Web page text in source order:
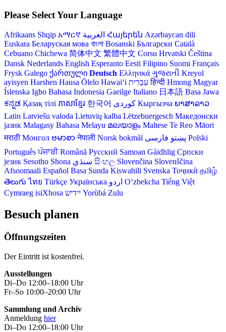
Please Select Your Language
Afrikaans Shqip አማርኛ العربية Հայերեն Azərbaycan dili
Euskara Беларуская мова বাংলা Bosanski Български Català
Cebuano Chichewa 简体中文 繁體中文 Corsu Hrvatski Čeština‎
Dansk Nederlands English Esperanto Eesti Filipino Suomi Français
Frysk Galego ქართული Deutsch Ελληνικά ગુજરાતી Kreyol
ayisyen Harshen Hausa Ōlelo Hawaiʻi עִבְרִית हिन्दी Hmong Magyar
Íslenska Igbo Bahasa Indonesia Gaeilge Italiano 日本語 Basa Jawa
ಕನ್ನಡ Қазақ тілі ភាសាខ្មែរ 한국어 Кыргызча ພາສາລາວ
Latin Latviešu valoda Lietuvių kalba Lëtzebuergesch Македонски
јазик Malagasy Bahasa Melayu മലയാളം Maltese Te Reo Māori
मराठी Монгол ဗမာစာ नेपाली Norsk bokmål پښتو فارسی
Polski
Português ਪੰਜਾਬੀ Română Русский Samoan Gàidhlig Српски
језик Sesotho Shona سنڌي සිංහල Slovenčina Slovenščina
Afsoomaali Español Basa Sunda Kiswahili Svenska Тоҷикӣ தமிழ்
తెలుగు ไทย Türkçe Українська اردو O‘zbekcha Tiếng Việt
Cymraeg isiXhosa יידיש Yorùbá Zulu
Besuch planen
Öffnungszeiten
Der Eintritt ist kostenfrei.
Ausstellungen
Di–Do 12:00–18:00 Uhr
Fr–So 10:00–20:00 Uhr
Sammlung und Archiv
Anmeldung hier
Di–Do 12:00–18:00 Uhr